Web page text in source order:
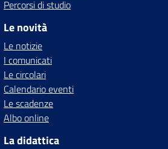
Percorsi di studio
Le novità
Le notizie
I comunicati
Le circolari
Calendario eventi
Le scadenze
Albo online
La didattica